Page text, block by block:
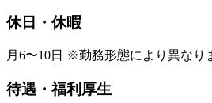
休日・休暇
月6〜10日 ※勤務形態により異なり
待遇・福利厚生